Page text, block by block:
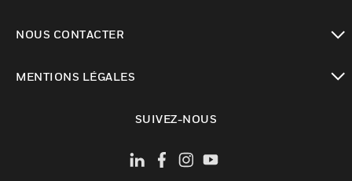
NOUS CONTACTER
MENTIONS LÉGALES
SUIVEZ-NOUS